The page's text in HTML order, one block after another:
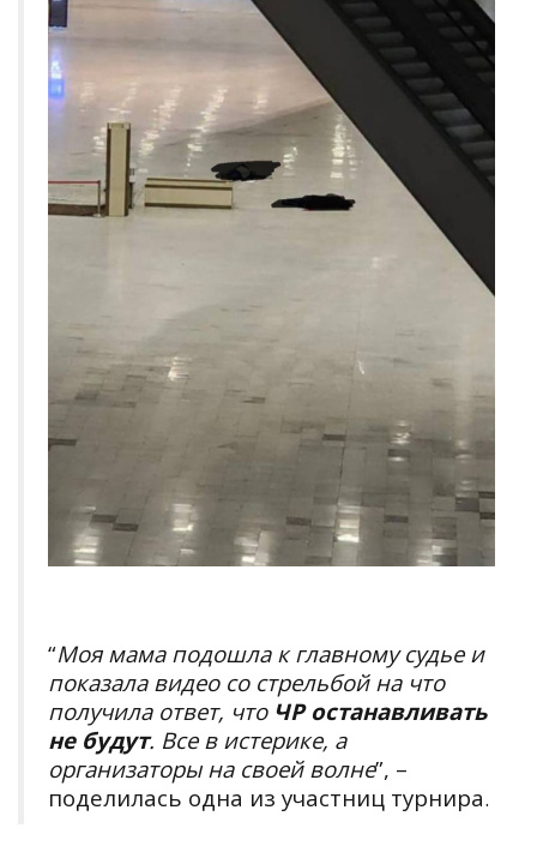
“Моя мама подошла к главному судье и
показала видео со стрельбой на что
получила ответ, чтоЧР останавливать
не будут. Все в истерике, а
организаторы на своей волне”, –
поделилась одна из участниц турнира.